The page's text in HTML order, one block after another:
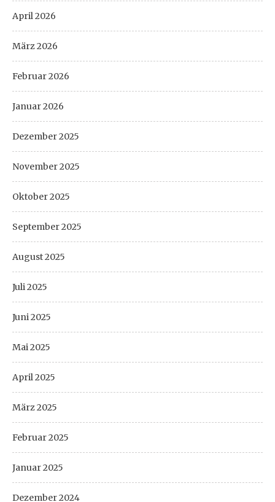
April 2026
März 2026
Februar 2026
Januar 2026
Dezember 2025
November 2025
Oktober 2025
September 2025
August 2025
Juli 2025
Juni 2025
Mai 2025
April 2025
März 2025
Februar 2025
Januar 2025
Dezember 2024